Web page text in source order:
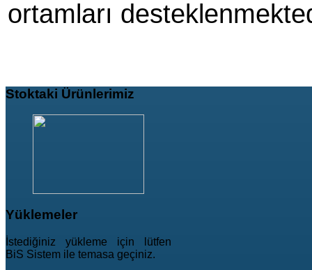
ortamları
Stoktaki Ürünlerimiz
Yüklemeler
İstediğiniz yükleme için lütfen
BiS Sistem ile temasa geçiniz.